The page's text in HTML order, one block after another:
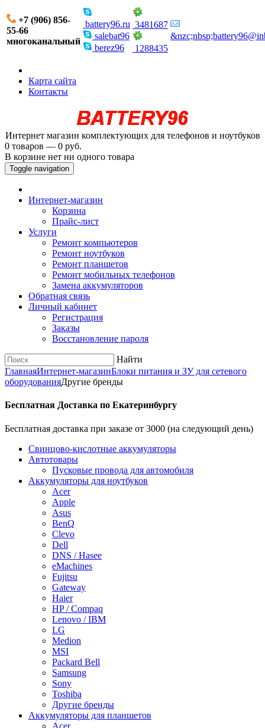
+7 (906) 856-
55-66
многоканальный
battery96.ru
salebat96
berez96
3481687
1288435
Карта сайта
Контакты
Интернет магазин комплектующих для телефонов и ноутбуков
0 товаров — 0 руб.
В корзине нет ни одного товара
Toggle navigation
Интернет-магазин
Корзина
Прайс-лист
Услуги
Ремонт компьютеров
Ремонт ноутбуков
Ремонт планшетов
Ремонт мобильных телефонов
Замена аккумуляторов
Обратная связь
Личный кабинет
Регистрация
Заказы
Восстановление пароля
Найти
ГлавнаяИнтернет-магазинБлоки питания и ЗУ для сетевого
оборудованияДругие бренды
Бесплатная Доставка по Екатеринбургу
Бесплатная доставка при заказе от 3000 (на следующий день)
Cвинцово-кислотные аккумуляторы
Автотовары
Пусковые провода для автомобиля
Аккумуляторы для ноутбуков
Acer
Apple
Asus
BenQ
Clevo
Dell
DNS / Hasee
eMachines
Fujitsu
Gateway
Haier
HP / Compaq
Lenovo / IBM
LG
Medion
MSI
Packard Bell
Samsung
Sony
Toshiba
Другие бренды
Аккумуляторы для планшетов
Acer